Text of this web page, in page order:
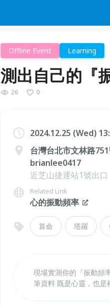
Offline Event Learning
測出自己的『
26 0
2024.12.25 (Wed)
台灣台北市文林路
brianlee0417
近芝山捷運站1號出口
Related Link
心的振動頻率
算命 塔羅
現場實測你的『振動頻
筆資料 既是心靈，也是